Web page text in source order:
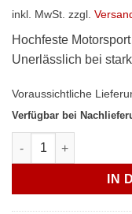
inkl. MwSt. zzgl.
Hochfeste
Unerlässlich bei
Voraussichtliche
Verfügbar bei
FCP-Engineering
IN